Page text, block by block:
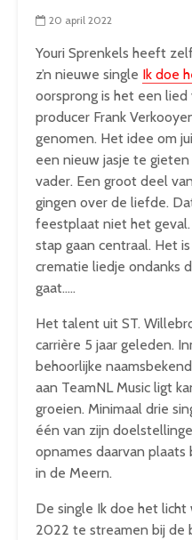
20 april 2022
Youri Sprenkels heeft
z’n nieuwe single Ik doe
oorsprong is het een lied
producer Frank
genomen. Het idee om
een nieuw jasje te gieten
vader. Een groot deel
gingen over de liefde.
feestplaat niet het
stap gaan centraal. Het
crematie liedje ondanks
gaat…..
Het talent uit ST.
carrière 5 jaar geleden.
behoorlijke
aan TeamNL Music ligt
groeien. Minimaal drie
één van zijn
opnames daarvan plaats
in de Meern.
De single Ik doe het
2022 te streamen bij de